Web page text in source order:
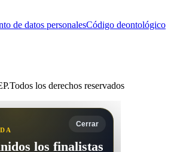
de datos personalesCódigo deontológico
los derechos reservados
Cerrar
los finalistas